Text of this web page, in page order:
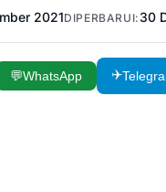
2021DIPERBARUI: 30
💬WhatsApp ✈️